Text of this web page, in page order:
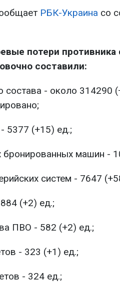
РБК-Украина со
потери противника
составили:
состава - около 314290
5377 (+15) ед.;
бронированных машин -
систем - 7647
(+2) ед.;
ПВО - 582 (+2) ед.;
- 323 (+1) ед.;
- 324 ед.;